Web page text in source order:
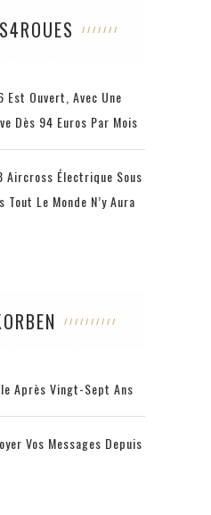
Est Ouvert, Avec Une
Dès 94 Euros Par Mois
Aircross Électrique Sous
Le Monde N’y Aura
Après Vingt-Sept Ans
Vos Messages Depuis